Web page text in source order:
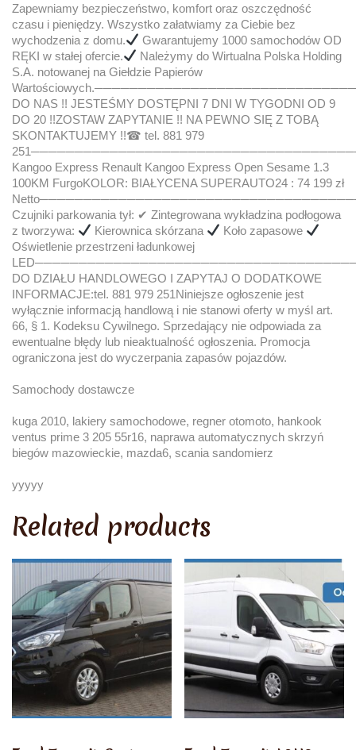
Zapewniamy bezpieczeństwo, komfort oraz oszczędność
czasu i pieniędzy. Wszystko załatwiamy za Ciebie bez
wychodzenia z domu.
Gwarantujemy 1000 samochodów OD
RĘKI w stałej ofercie.
Należymy do Wirtualna Polska Holding
S.A. notowanej na Giełdzie Papierów
DO NAS !! JESTEŚMY DOSTĘPNI 7 DNI W TYGODNI OD 9
DO 20 !!ZOSTAW ZAPYTANIE !! NA PEWNO SIĘ Z TOBĄ
SKONTAKTUJEMY !!☎ tel. 881 979
Kangoo Express Renault Kangoo Express Open Sesame 1.3
100KM FurgoKOLOR: BIAŁYCENA SUPERAUTO24 : 74 199 zł
Czujniki parkowania tył: ✔ Zintegrowana wykładzina podłogowa
z tworzywa:
Kierownica skórzana
Koło zapasowe
Oświetlenie przestrzeni ładunkowej
DO DZIAŁU HANDLOWEGO I ZAPYTAJ O DODATKOWE
INFORMACJE:tel. 881 979 251Niniejsze ogłoszenie jest
wyłącznie informacją handlową i nie stanowi oferty w myśl art.
66, § 1. Kodeksu Cywilnego. Sprzedający nie odpowiada za
ewentualne błędy lub nieaktualność ogłoszenia. Promocja
ograniczona jest do wyczerpania zapasów pojazdów.
Samochody dostawcze
kuga 2010, lakiery samochodowe, regner otomoto, hankook
ventus prime 3 205 55r16, naprawa automatycznych skrzyń
biegów mazowieckie, mazda6, scania sandomierz
yyyyy
Related products